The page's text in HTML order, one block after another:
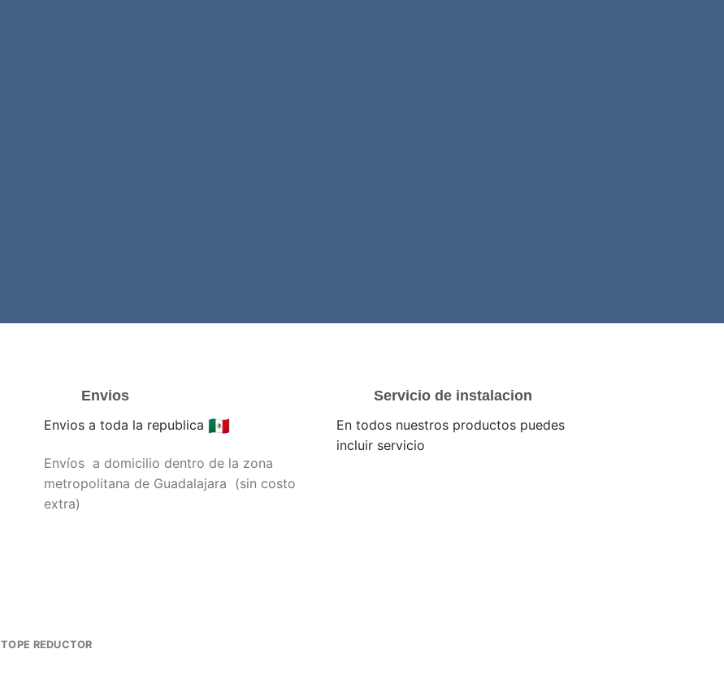
Envios
Envios a toda la republica
Envíos a domicilio dentro de la zona
metropolitana de Guadalajara (sin costo
extra)
Servicio de instalacion
En todos nuestros productos puedes
incluir servicio
TOPE REDUCTOR